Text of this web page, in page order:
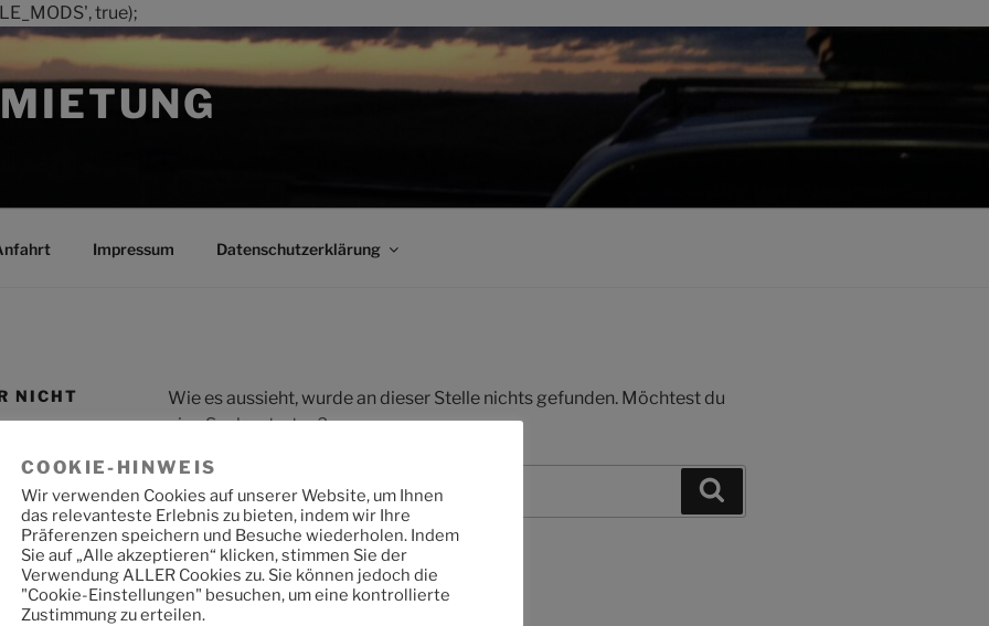
true);
Impressum Datenschutzerklärung
NICHT
Wie es aussieht, wurde an dieser Stelle nichts gefunden. Möchtest du
eine Suche starten?
Suche
nach:
COOKIE-HINWEIS
Wir verwenden Cookies auf unserer Website, um Ihnen
das relevanteste Erlebnis zu bieten, indem wir Ihre
Präferenzen speichern und Besuche wiederholen. Indem
Sie auf „Alle akzeptieren“ klicken, stimmen Sie der
Verwendung ALLER Cookies zu. Sie können jedoch die
"Cookie-Einstellungen" besuchen, um eine kontrollierte
Zustimmung zu erteilen.